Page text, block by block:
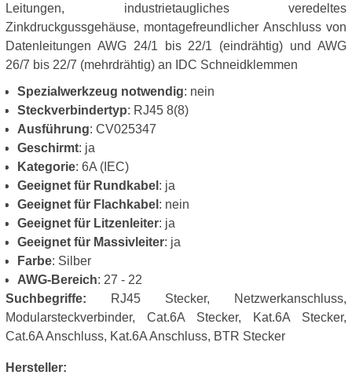
Leitungen, industrietaugliches veredeltes
Zinkdruckgussgehäuse, montagefreundlicher Anschluss von
Datenleitungen AWG 24/1 bis 22/1 (eindrähtig) und AWG
26/7 bis 22/7 (mehrdrähtig) an IDC Schneidklemmen
Spezialwerkzeug notwendig: nein
Steckverbindertyp: RJ45 8(8)
Ausführung: CV025347
Geschirmt: ja
Kategorie: 6A (IEC)
Geeignet für Rundkabel : ja
Geeignet für Flachkabel : nein
Geeignet für Litzenleiter: ja
Geeignet für Massivleiter: ja
Farbe: Silber
AWG-Bereich: 27 - 22
Suchbegriffe: RJ45 Stecker, Netzwerkanschluss,
Modularsteckverbinder, Cat.6A Stecker, Kat.6A Stecker,
Cat.6A Anschluss, Kat.6A Anschluss, BTR Stecker
Hersteller: